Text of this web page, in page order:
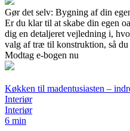
Gør det selv: Bygning af din
Er du klar til at skabe din egen
dig en detaljeret vejledning i,
valg af træ til konstruktion, så du
Modtag e-bogen nu
Køkken til madentusiasten –
Interiør
Interiør
6 min